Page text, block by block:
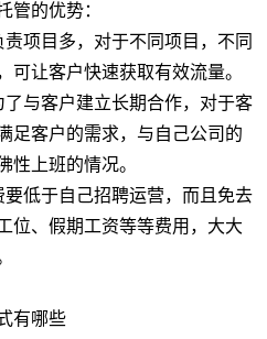
管的优势：
项目多，对于不同项目，不同
可让客户快速获取有效流量。
与客户建立长期合作，对于客
足客户的需求，与自己公司的
性上班的情况。
低于自己招聘运营，而且免去
位、假期工资等等费用，大大
有哪些